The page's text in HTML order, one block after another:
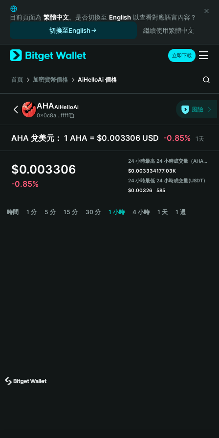
English
日本語
Русский
Español (Latinoamérica)
Türkçe
Italiano
Deutsch
简体中文
繁體中文
Português (Portugal)
हिन्दी
Español (Argentina)
目前頁面為 繁體中文。是否切換至 English 以查看對應語言內容？
切換至English
繼續使用繁體中文
立即下載
首頁 加密貨幣價格 AiHelloAi 價格
AHAAiHelloAi
0x0c8a...ffff
風險
AHA 兌美元： 1 AHA = $0.003306 USD -0.85% 1天
$0.003306
-0.85%
24 小時最高
$0.003334
24 小時最低
$0.00326
24 小時成交量（AHA）
177.03K
24 小時成交量(USDT)
585
時間 1 分 5 分 15 分 30 分 1 小時 4 小時 1 天 1 週